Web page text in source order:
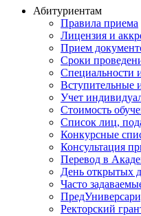
Абитуриентам
Правила приема
Лицензия и
Прием
Сроки
Специальности
Вступительные
Учет
Стоимость
Список лиц,
Конкурсные
Консультация
Перевод в
День открытых
Часто
Ректорский